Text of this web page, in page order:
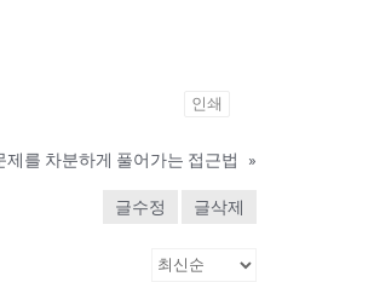
인쇄
제를 차분하게 풀어가는 접근법 »
글수정 글삭제